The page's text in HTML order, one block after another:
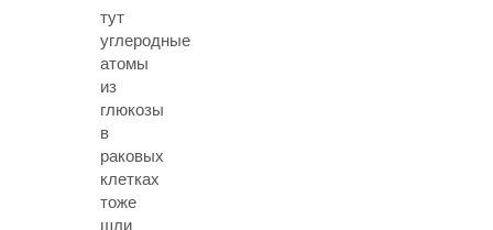
тут
углеродные
атомы
из
глюкозы
в
раковых
клетках
тоже
шли